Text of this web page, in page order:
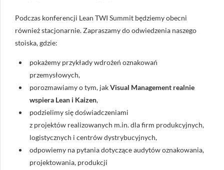
Podczas konferencji Lean TWI Summit będziemy obecni
również stacjonarnie. Zapraszamy do odwiedzenia naszego
stoiska, gdzie:
pokażemy przykłady wdrożeń oznakowań
przemysłowych,
porozmawiamy o tym, jakVisual Management realnie
wspiera Lean i Kaizen,
podzielimy się doświadczeniami
z projektów realizowanych m.in. dla firm produkcyjnych,
logistycznych i centrów dystrybucyjnych,
odpowiemy na pytania dotyczące audytów oznakowania,
projektowania, produkcji